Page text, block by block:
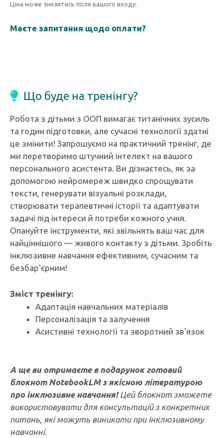
Ціна може знизитись після вашого входу.
Маєте запитання щодо оплати?
Що буде на тренінгу?
Робота з дітьми з ООП вимагає титанічних зусиль
та годин підготовки, але сучасні технології здатні
це змінити! Запрошуємо на практичний тренінг, де
ми перетворимо штучний інтелект на вашого
персонального асистента. Ви дізнаєтесь, як за
допомогою нейромереж швидко спрощувати
тексти, генерувати візуальні розклади,
створювати терапевтичні історії та адаптувати
задачі під інтереси й потреби кожного учня.
Опануйте інструменти, які звільнять ваш час для
найціннішого — живого контакту з дітьми. Зробіть
інклюзивне навчання ефективним, сучасним та
безбар'єрним!
Зміст тренінгу:
Адаптація навчальних матеріалів
Персоналізація та залучення
Асистивні технології та зворотний зв'язок
А ще ви отримаєте в подарунок готовий
блокнот NotebookLM з якісною літературою
про інклюзивне навчання!Цей блокнот зможете
використовувати для консультацій з конкретних
питань, які можуть виникати при інклюзивному
навчанні.